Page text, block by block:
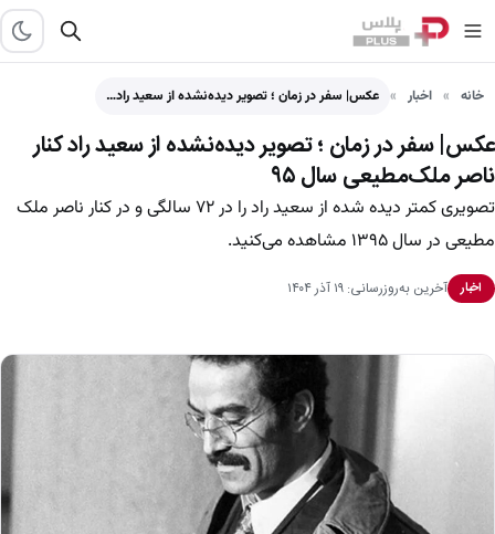
خانه اخبار عکس| سفر در زمان ؛ تصویر دیده‌نشده از سعید راد…
عکس| سفر در زمان ؛ تصویر دیده‌نشده از سعید راد کنار
ناصر ملک‌مطیعی سال ۹۵
تصویری کمتر دیده شده از سعید راد را در ۷۲ سالگی و در کنار ناصر ملک
مطیعی در سال ۱۳۹۵ مشاهده می‌کنید.
اخبار آخرین به‌روزرسانی: ۱۹ آذر ۱۴۰۴